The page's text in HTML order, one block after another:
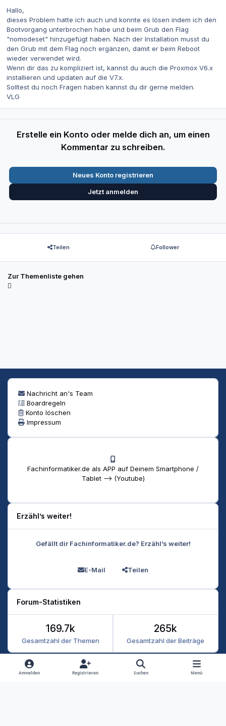
Hallo,
dieses Problem hatte ich auch und konnte es lösen indem ich den
Bootvorgang unterbrochen habe und beim Grub den Flag
"nomodeset" hinzugefügt haben. Nach der Installation musst du
den Grub mit dem Flag noch ergänzen, damit er beim Reboot
wieder verwendet wird.
Wenn dir das zu kompliziert ist, kannst du auch die Proxmox V6.x
installieren und updaten auf die V7.x.
Solltest du noch Fragen haben kannst du dir gerne melden.
VLG
Erstelle ein Konto oder melde dich an, um einen
Kommentar zu schreiben.
Neues Konto registrieren
Jetzt anmelden
Teilen Follower
Zur Themenliste gehen
Nachricht an's Team
Boardregeln
Konto löschen
Impressum
Fachinformatiker.de als APP auf Deinem Smartphone /
Tablet --> (Youtube)
Erzähl’s weiter!
Gefällt dir Fachinformatiker.de? Erzähl’s weiter!
E-Mail Teilen
Forum-Statistiken
Gesamtzahl der Themen
169.7k
Gesamtzahl der Beiträge
265k
Heller Modus
Dunkler Modus
Systemeinstellung
Anmelden Registrieren Suchen Menü